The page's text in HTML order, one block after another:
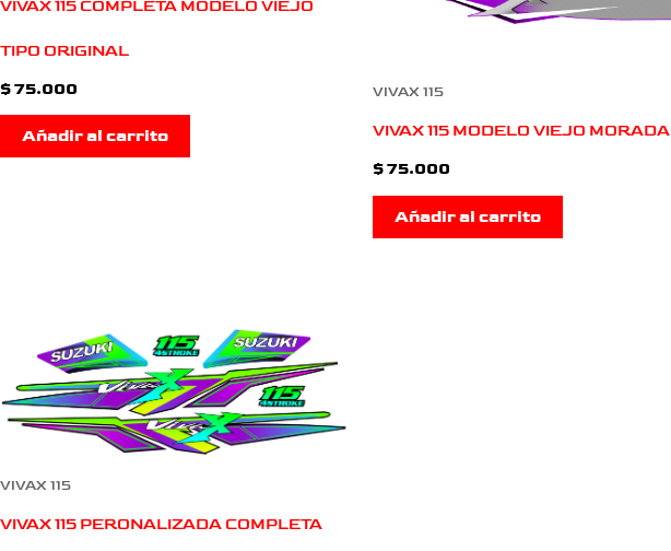
VIVAX 115 COMPLETA MODELO VIEJO
TIPO ORIGINAL
$75.000
Añadir al carrito
VIVAX 115
VIVAX 115 MODELO VIEJO MORADA
$75.000
Añadir al carrito
VIVAX 115
VIVAX 115 PERONALIZADA COMPLETA